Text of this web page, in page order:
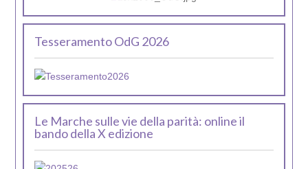
Tesseramento OdG 2026
Le Marche sulle vie della parità: online il
bando della X edizione